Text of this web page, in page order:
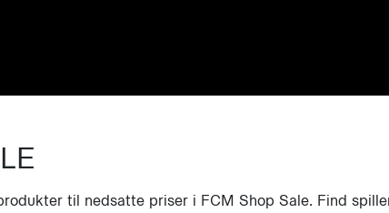
til nedsatte priser i FCM Shop Sale. Find